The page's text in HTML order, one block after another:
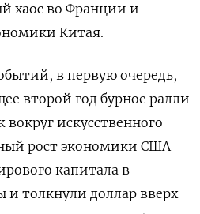
хаос во Франции и
Китая.
в первую очередь,
второй год бурное ралли
искусственного
рост экономики США
капитала в
и толкнули доллар вверх